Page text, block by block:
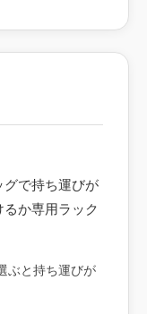
グで持ち運びが
か専用ラック
ぶと持ち運びが